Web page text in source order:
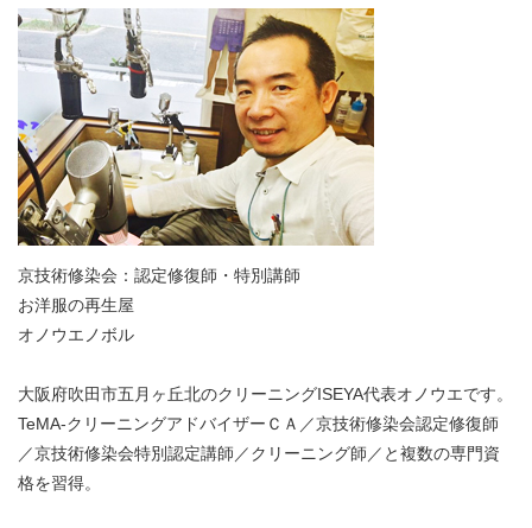
京技術修染会：認定修復師・特別講師
お洋服の再生屋
オノウエノボル
大阪府吹田市五月ヶ丘北のクリーニングISEYA代表オノウエです。
TeMA-クリーニングアドバイザーＣＡ／京技術修染会認定修復師
／京技術修染会特別認定講師／クリーニング師／と複数の専門資
格を習得。